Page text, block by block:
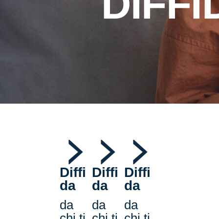
Diffi
da
da
Diffi
da
da
Diffi
da
da